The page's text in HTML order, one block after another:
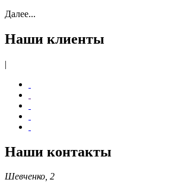
Далее...
Наши клиенты
|
Наши контакты
Шевченко, 2